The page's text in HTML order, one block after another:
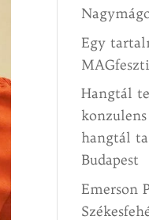
Egy
Hangtál
hangtál
Budapest
Emerson